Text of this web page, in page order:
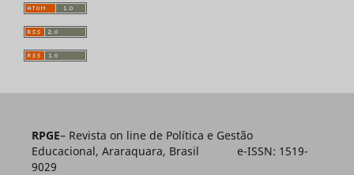
RPGE– Revista on line de Política e Gestão
Educacional, Araraquara, Brasil e-ISSN: 1519-
9029